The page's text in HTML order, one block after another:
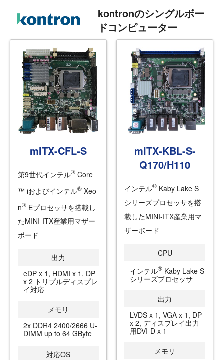
kontronのシングルボー
ドコンピューター
mITX-CFL-S
第9世代インテル® Core
™ iおよびインテル® Xeo
n® Eプロセッサを搭載し
たMINI-ITX産業用マザー
ボード
出力
eDP x 1, HDMI x 1, DP
x 2 トリプルディスプレ
イ対応
メモリ
2x DDR4 2400/2666 U-
DIMM up to 64 GByte
対応OS
mITX-KBL-S-
Q170/H110
インテル® Kaby Lake S
シリーズプロセッサを搭
載したMINI-ITX産業用マ
ザーボード
CPU
インテル® Kaby Lake S
シリーズプロセッサ
出力
LVDS x 1, VGA x 1, DP
x 2, ディスプレイ出力
用DVI-D x 1
メモリ